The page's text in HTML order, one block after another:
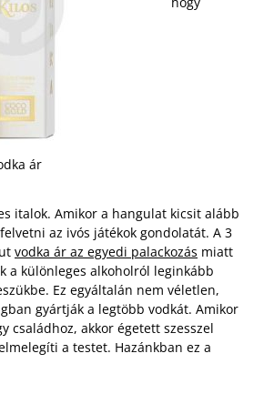
ár
italok. Amikor a hangulat kicsit alább
az ivós játékok gondolatát. A 3
vodka ár az egyedi palackozás miatt
a különleges alkoholról leginkább
Ez egyáltalán nem véletlen,
gyártják a legtöbb vodkát. Amikor
családhoz, akkor égetett szesszel
a testet. Hazánkban ez a